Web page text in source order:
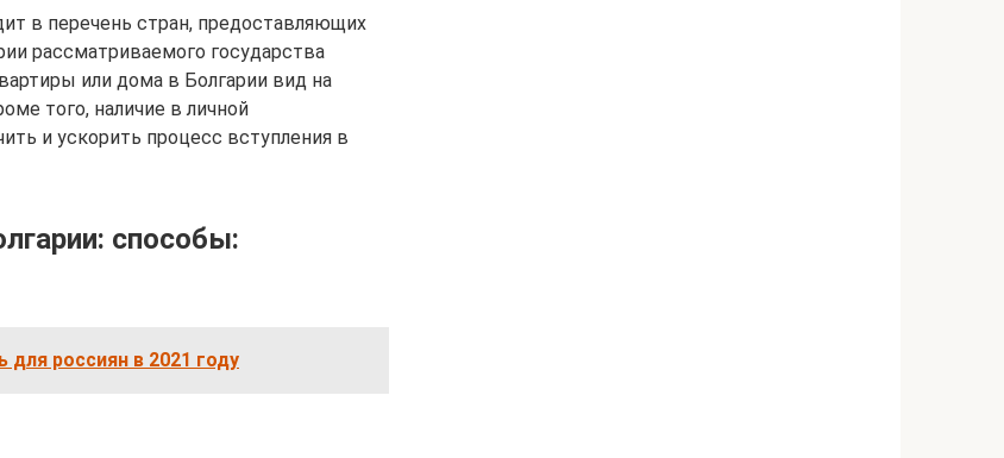
в перечень стран, предоставляющих
рассматриваемого государства
или дома в Болгарии вид на
того, наличие в личной
и ускорить процесс вступления в
способы:
для россиян в 2021 году